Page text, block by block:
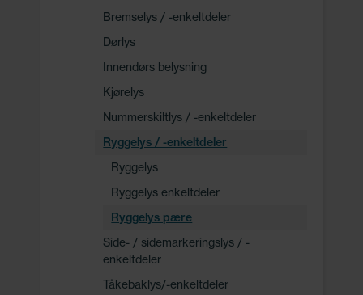
Bremselys / -enkeltdeler
Dørlys
Innendørs belysning
Kjørelys
Nummerskiltlys / -enkeltdeler
Ryggelys / -enkeltdeler
Ryggelys
Ryggelys enkeltdeler
Ryggelys pære
Side- / sidemarkeringslys / -
enkeltdeler
Tåkebaklys/-enkeltdeler